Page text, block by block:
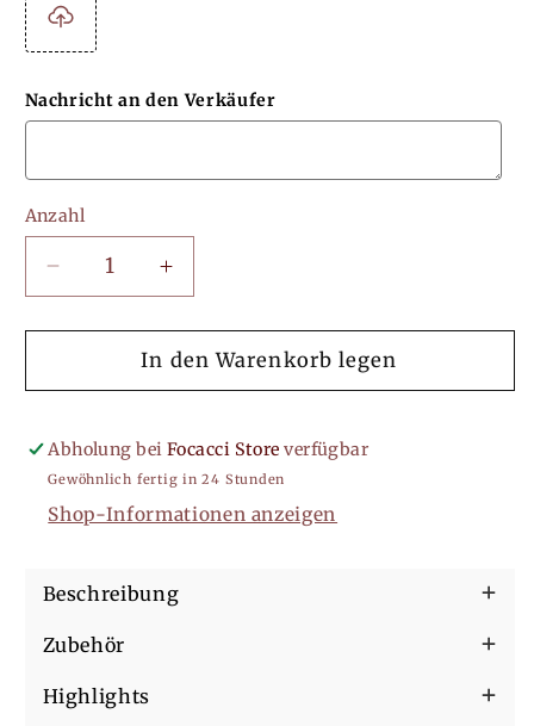
Nachricht an den Verkäufer
Anzahl
Verringere
die
Menge
Frontlit
3D
Schild,
LED
Leuchtkasten
Schild,
Beleuchtung
Buchstaben
Erhöhe
die
Menge
für
Frontlit
3D
Schild,
LED
Schild,
In den Warenkorb legen
Abholung beiFocacci Store verfügbar
Gewöhnlich fertig in 24 Stunden
Shop-Informationen anzeigen
Beschreibung
Zubehör
Highlights